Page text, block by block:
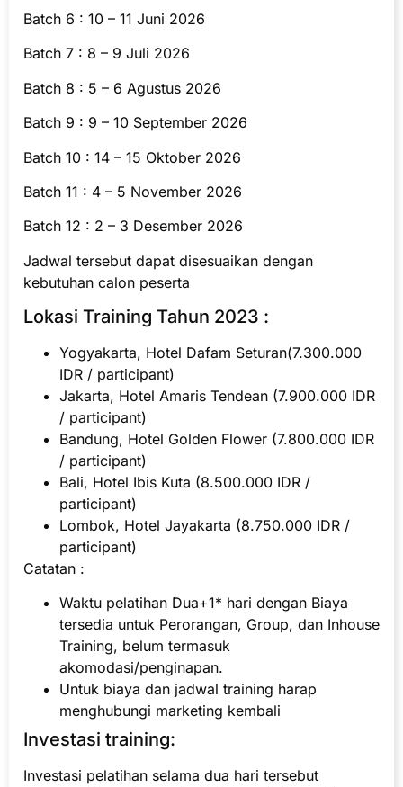
Batch 6 : 10 – 11 Juni 2026
Batch 7 : 8 – 9 Juli 2026
Batch 8 : 5 – 6 Agustus 2026
Batch 9 : 9 – 10 September 2026
Batch 10 : 14 – 15 Oktober 2026
Batch 11 : 4 – 5 November 2026
Batch 12 : 2 – 3 Desember 2026
Jadwal tersebut dapat disesuaikan dengan
kebutuhan calon peserta
Lokasi Training Tahun 2023 :
Yogyakarta, Hotel Dafam Seturan(7.300.000
IDR / participant)
Jakarta, Hotel Amaris Tendean (7.900.000 IDR
/ participant)
Bandung, Hotel Golden Flower (7.800.000 IDR
/ participant)
Bali, Hotel Ibis Kuta (8.500.000 IDR /
participant)
Lombok, Hotel Jayakarta (8.750.000 IDR /
participant)
Catatan :
Waktu pelatihan Dua+1* hari dengan Biaya
tersedia untuk Perorangan, Group, dan Inhouse
Training, belum termasuk
akomodasi/penginapan.
Untuk biaya dan jadwal training harap
menghubungi marketing kembali
Investasi training:
Investasi pelatihan selama dua hari tersebut